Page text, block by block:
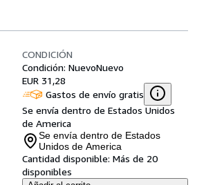
CONDICIÓN
Condición: NuevoNuevo
EUR 31,28
Gastos de envío gratis
Se envía dentro de Estados Unidos
de America
Se envía dentro de Estados
Unidos de America
Cantidad disponible: Más de 20
disponibles